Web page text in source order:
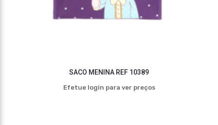
SACO MENINA REF 10389
Efetue login para ver preços